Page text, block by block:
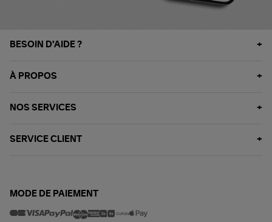
BESOIN D'AIDE ?
À PROPOS
NOS SERVICES
SERVICE CLIENT
MODE DE PAIEMENT